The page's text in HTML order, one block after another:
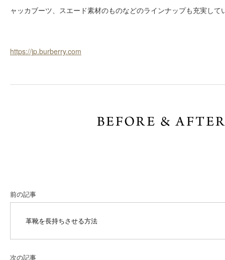
ャッカブーツ、スエード素材のものなどのラインナップも充実して
https://jp.burberry.com
前の記事
革靴を長持ちさせる方法
次の記事